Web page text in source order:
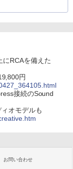
にRCAを備えた
円
接続のSound
オモデルも
お問い合わせ